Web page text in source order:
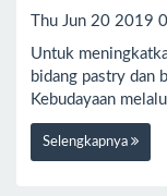
Thu Jun 20 2019
Untuk
bidang pastry dan
Kebudayaan
Selengkapnya